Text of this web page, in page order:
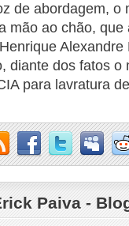
de abordagem, o
mão ao chão,
diante dos fatos o
para lavratura
Paiva -